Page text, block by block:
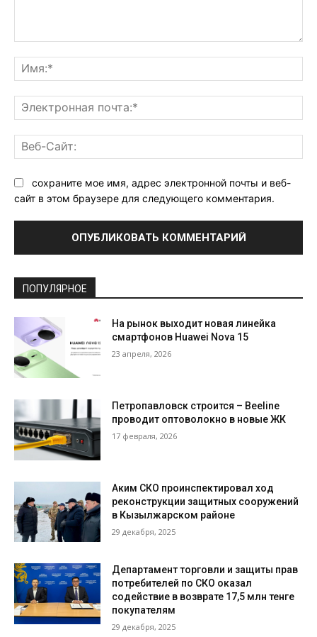
сохраните мое имя, адрес электронной почты и веб-
сайт в этом браузере для следующего комментария.
ПОПУЛЯРНОЕ
На рынок выходит новая линейка
смартфонов Huawei Nova 15
23 апреля, 2026
Петропавловск строится – Beeline
проводит оптоволокно в новые ЖК
17 февраля, 2026
Аким СКО проинспектировал ход
реконструкции защитных сооружений
в Кызылжарском районе
29 декабря, 2025
Департамент торговли и защиты прав
потребителей по СКО оказал
содействие в возврате 17,5 млн тенге
покупателям
29 декабря, 2025